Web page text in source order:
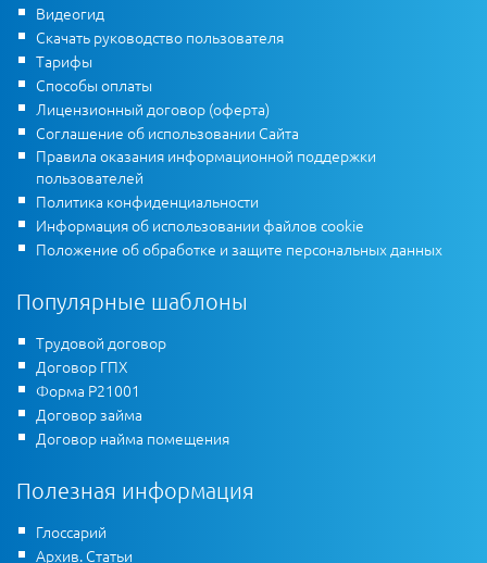
Видеогид
Скачать руководство пользователя
Тарифы
Способы оплаты
Лицензионный договор (оферта)
Соглашение об использовании Сайта
Правила оказания информационной поддержки
пользователей
Политика конфиденциальности
Информация об использовании файлов cookie
Положение об обработке и защите персональных данных
Популярные шаблоны
Трудовой договор
Договор ГПХ
Форма Р21001
Договор займа
Договор найма помещения
Полезная информация
Глоссарий
Архив. Статьи